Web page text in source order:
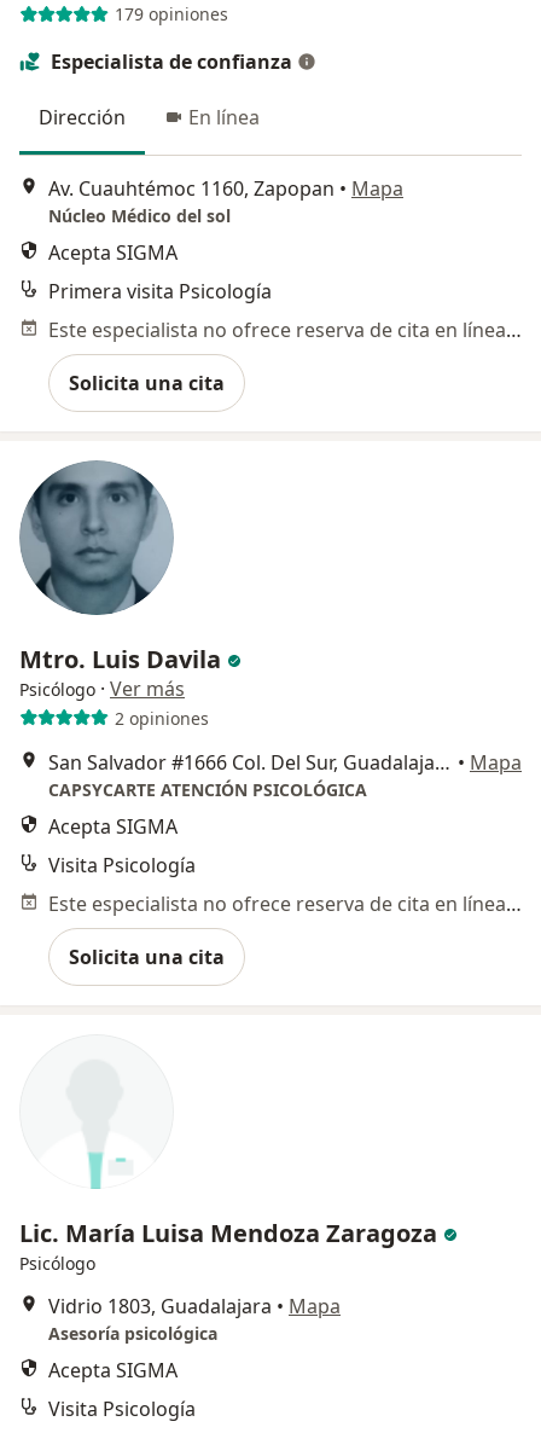
179 opiniones
Especialista de confianza
Dirección En línea
Av. Cuauhtémoc 1160, Zapopan • Mapa
Núcleo Médico del sol
Acepta SIGMA
Primera visita Psicología
Este especialista no ofrece reserva de cita en línea en esta dirección.
Solicita una cita
Mtro. Luis Davila
Psicólogo · Ver más
2 opiniones
San Salvador #1666 Col. Del Sur, Guadalajara • Mapa
CAPSYCARTE ATENCIÓN PSICOLÓGICA
Acepta SIGMA
Visita Psicología
Este especialista no ofrece reserva de cita en línea en esta dirección.
Solicita una cita
Lic. María Luisa Mendoza Zaragoza
Psicólogo
Vidrio 1803, Guadalajara • Mapa
Asesoría psicológica
Acepta SIGMA
Visita Psicología